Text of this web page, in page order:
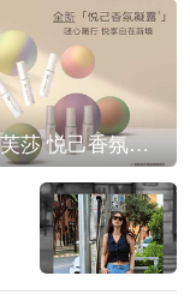
IPSA茵芙莎 悦己香氛凝露上市